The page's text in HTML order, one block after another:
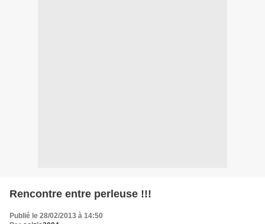
Rencontre entre perleuse !!!
Publié le 28/02/2013 à 14:50